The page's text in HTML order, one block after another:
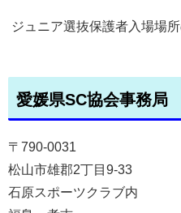
ジュニア選抜保護者入場場
愛媛県SC協会事務局
〒790-0031
松山市雄郡2丁目9-33
石原スポーツクラブ内